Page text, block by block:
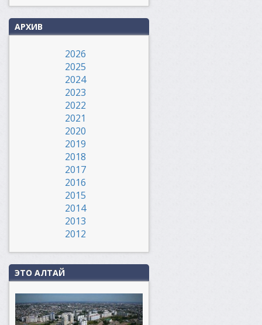
АРХИВ
2026
2025
2024
2023
2022
2021
2020
2019
2018
2017
2016
2015
2014
2013
2012
ЭТО АЛТАЙ